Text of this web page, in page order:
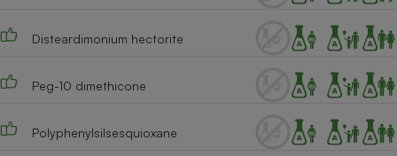
Disteardimonium hectorite
Peg-10 dimethicone
Polyphenylsilsesquioxane